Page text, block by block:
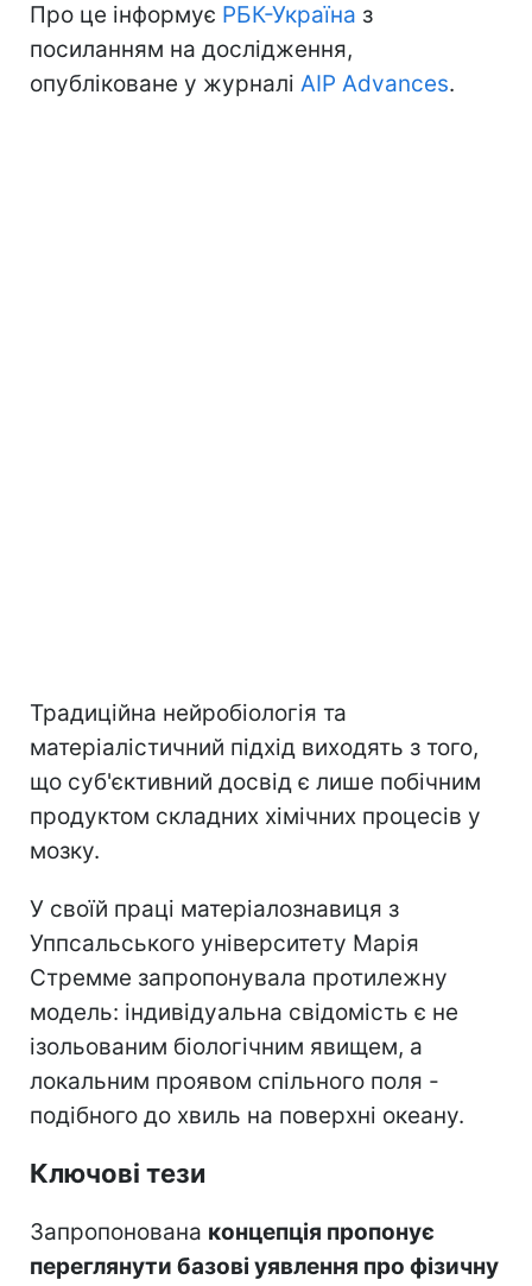
Про це інформує РБК-Україна з
посиланням на дослідження,
опубліковане у журналі AIP Advances.
Традиційна нейробіологія та
матеріалістичний підхід виходять з того,
що суб'єктивний досвід є лише побічним
продуктом складних хімічних процесів у
мозку.
У своїй праці матеріалознавиця з
Уппсальського університету Марія
Стремме запропонувала протилежну
модель: індивідуальна свідомість є не
ізольованим біологічним явищем, а
локальним проявом спільного поля -
подібного до хвиль на поверхні океану.
Ключові тези
Запропонована концепція пропонує
переглянути базові уявлення про фізичну